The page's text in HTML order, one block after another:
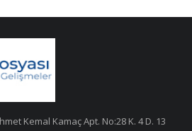
Kemal Kamaç Apt. No:28 K. 4 D. 13